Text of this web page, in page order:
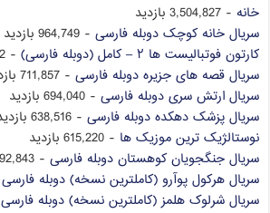
خانه - 3,504,827 بازدید
سریال خانه کوچک دوبله فارسی - 964,749 بازدید
کارتون فوتبالیست ها ۲ – کامل (دوبله فارسی)
- 834,332 بازدید
سریال قصه های جزیره دوبله فارسی - 711,857 بازدید
سریال ارتش سری دوبله فارسی - 694,040 بازدید
سریال پزشک دهکده دوبله فارسی - 638,516 بازدید
نوستالژیک ترین موزیک ها - 615,220 بازدید
سریال جنگجویان کوهستان دوبله فارسی - 592,843 بازدید
سریال هرکول پوآرو (کاملترین نسخه) دوبله فارسی
سریال شرلوک هلمز (کاملترین نسخه) دوبله فارسی